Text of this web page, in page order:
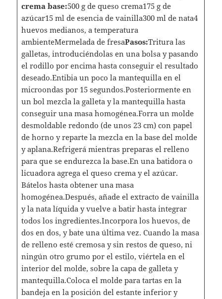
crema base:500 g de queso crema175 g de
azúcar15 ml de esencia de vainilla300 ml de nata4
huevos medianos, a temperatura
ambienteMermelada de fresaPasos:Tritura las
galletas, introduciéndolas en una bolsa y pasando
el rodillo por encima hasta conseguir el resultado
deseado.Entibia un poco la mantequilla en el
microondas por 15 segundos.Posteriormente en
un bol mezcla la galleta y la mantequilla hasta
conseguir una masa homogénea.Forra un molde
desmoldable redondo (de unos 23 cm) con papel
de horno y reparte la mezcla en la base del molde
y aplana.Refrigerá mientras preparas el relleno
para que se endurezca la base.En una batidora o
licuadora agrega el queso crema y el azúcar.
Bátelos hasta obtener una masa
homogénea.Después, añade el extracto de vainilla
y la nata líquida y vuelve a batir hasta integrar
todos los ingredientes.Incorpora los huevos, de
dos en dos, y bate una última vez. Cuando la masa
de relleno esté cremosa y sin restos de queso, ni
ningún otro grumo por el estilo, viértela en el
interior del molde, sobre la capa de galleta y
mantequilla.Coloca el molde para tartas en la
bandeja en la posición del estante inferior y